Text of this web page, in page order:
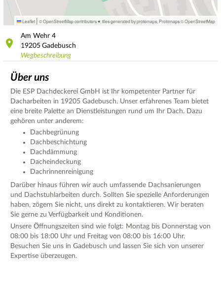
Leaflet | © OpenStreetMap contributors ♥, tiles generated by protomaps Protomaps©OpenStreetMap
Am Wehr 4
19205 Gadebusch
Wegbeschreibung
Über uns
Die ESP Dachdeckerei GmbH ist Ihr kompetenter Partner für
Dacharbeiten in 19205 Gadebusch. Unser erfahrenes Team bietet
eine breite Palette an Dienstleistungen rund um Ihr Dach. Dazu
gehören unter anderem:
Dachbegrünung
Dachbeschichtung
Dachdämmung
Dacheindeckung
Dachrinnenreinigung
Darüber hinaus führen wir auch umfassende Dachsanierungen
und Dachstuhlarbeiten durch. Sollten Sie spezielle Anforderungen
haben, zögern Sie nicht, uns direkt zu kontaktieren. Wir beraten
Sie gerne zu Verfügbarkeit und Konditionen.
Unsere Öffnungszeiten sind wie folgt: Montag bis Donnerstag von
08:00 bis 18:00 Uhr und Freitag von 08:00 bis 16:00 Uhr.
Besuchen Sie uns in Gadebusch und lassen Sie sich von unserer
Expertise überzeugen.